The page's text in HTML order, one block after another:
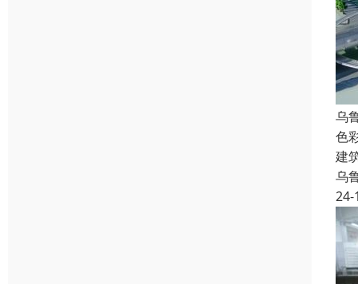
乌
色
建
乌
24-